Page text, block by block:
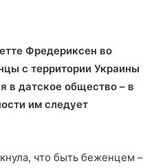
Фредериксен во
с территории Украины
в датское общество – в
им следует
что быть беженцем –